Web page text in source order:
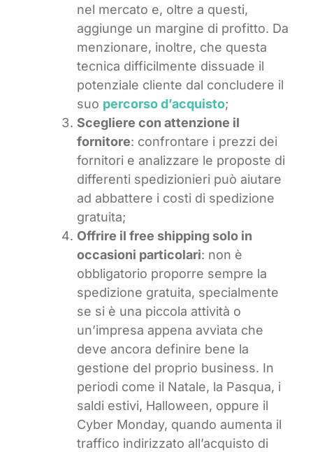
nel mercato e, oltre a questi,
aggiunge un margine di profitto. Da
menzionare, inoltre, che questa
tecnica difficilmente dissuade il
potenziale cliente dal concludere il
suo percorso d’acquisto;
Scegliere con attenzione il
fornitore: confrontare i prezzi dei
fornitori e analizzare le proposte di
differenti spedizionieri può aiutare
ad abbattere i costi di spedizione
gratuita;
Offrire il free shipping solo in
occasioni particolari: non è
obbligatorio proporre sempre la
spedizione gratuita, specialmente
se si è una piccola attività o
un’impresa appena avviata che
deve ancora definire bene la
gestione del proprio business. In
periodi come il Natale, la Pasqua, i
saldi estivi, Halloween, oppure il
Cyber Monday, quando aumenta il
traffico indirizzato all’acquisto di